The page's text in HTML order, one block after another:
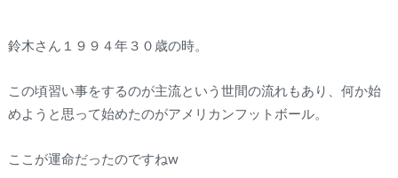
鈴木さん１９９４年３０歳の時。
この頃習い事をするのが主流という世間の流れもあり、何か始
めようと思って始めたのがアメリカンフットボール。
ここが運命だったのですねw